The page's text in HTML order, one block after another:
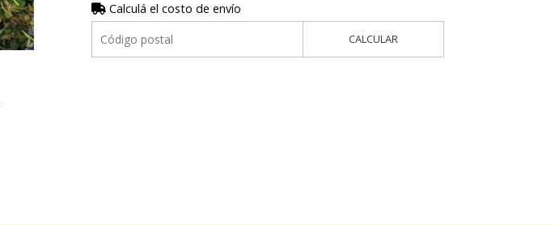
Calculá el costo de envío
CALCULAR